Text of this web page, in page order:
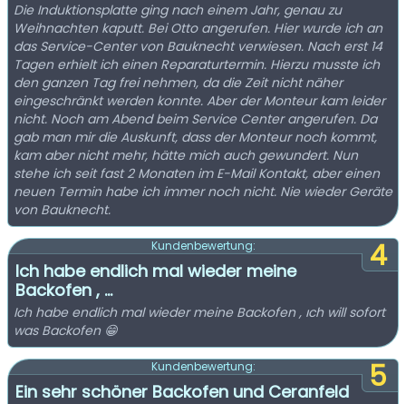
Die Induktionsplatte ging nach einem Jahr, genau zu
Weihnachten kaputt. Bei Otto angerufen. Hier wurde ich an
das Service-Center von Bauknecht verwiesen. Nach erst 14
Tagen erhielt ich einen Reparaturtermin. Hierzu musste ich
den ganzen Tag frei nehmen, da die Zeit nicht näher
eingeschränkt werden konnte. Aber der Monteur kam leider
nicht. Noch am Abend beim Service Center angerufen. Da
gab man mir die Auskunft, dass der Monteur noch kommt,
kam aber nicht mehr, hätte mich auch gewundert. Nun
stehe ich seit fast 2 Monaten im E-Mail Kontakt, aber einen
neuen Termin habe ich immer noch nicht. Nie wieder Geräte
von Bauknecht.
4
Kundenbewertung:
Ich habe endlich mal wieder meine
Backofen , ...
Ich habe endlich mal wieder meine Backofen , ıch will sofort
was Backofen 😁
5
Kundenbewertung:
Ein sehr schöner Backofen und Ceranfeld